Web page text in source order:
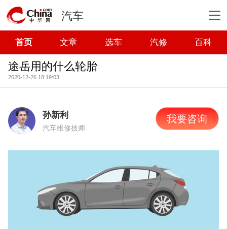
汽车
首页 文章 选车 汽修 百科
途岳用的什么轮胎
2020-12-26 18:19:03
孙新利
汽车维修技师
我要咨询